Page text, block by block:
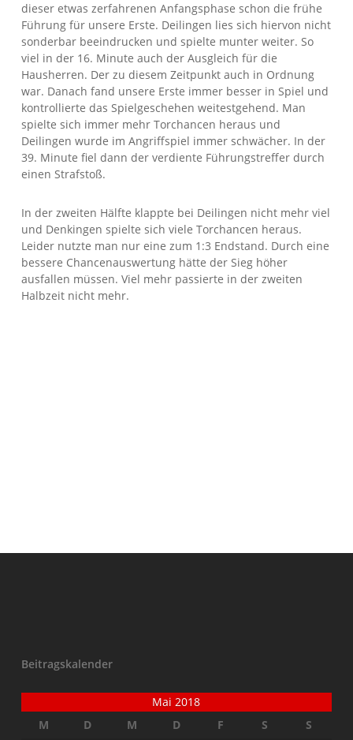
dieser etwas zerfahrenen Anfangsphase schon die frühe
Führung für unsere Erste. Deilingen lies sich hiervon nicht
sonderbar beeindrucken und spielte munter weiter. So
viel in der 16. Minute auch der Ausgleich für die
Hausherren. Der zu diesem Zeitpunkt auch in Ordnung
war. Danach fand unsere Erste immer besser in Spiel und
kontrollierte das Spielgeschehen weitestgehend. Man
spielte sich immer mehr Torchancen heraus und
Deilingen wurde im Angriffspiel immer schwächer. In der
39. Minute fiel dann der verdiente Führungstreffer durch
einen Strafstoß.
In der zweiten Hälfte klappte bei Deilingen nicht mehr viel
und Denkingen spielte sich viele Torchancen heraus.
Leider nutzte man nur eine zum 1:3 Endstand. Durch eine
bessere Chancenauswertung hätte der Sieg höher
ausfallen müssen. Viel mehr passierte in der zweiten
Halbzeit nicht mehr.
Beitragskalender
Mai 2018
M
D M D F S
S